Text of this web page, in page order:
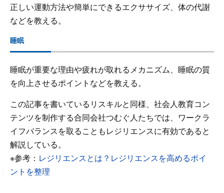
正しい運動方法や簡単にできるエクササイズ、体の代謝
などを教える。
睡眠
睡眠が重要な理由や疲れが取れるメカニズム、睡眠の質
を向上させるポイントなどを教える。
この記事を書いているリスキルと同様、社会人教育コン
テンツを制作する合同会社つむぐ人たちでは、ワークラ
イフバランスを取ることもレジリエンスに有効であると
解説している。
※参考： レジリエンスとは？レジリエンスを高めるポイ
ントを整理